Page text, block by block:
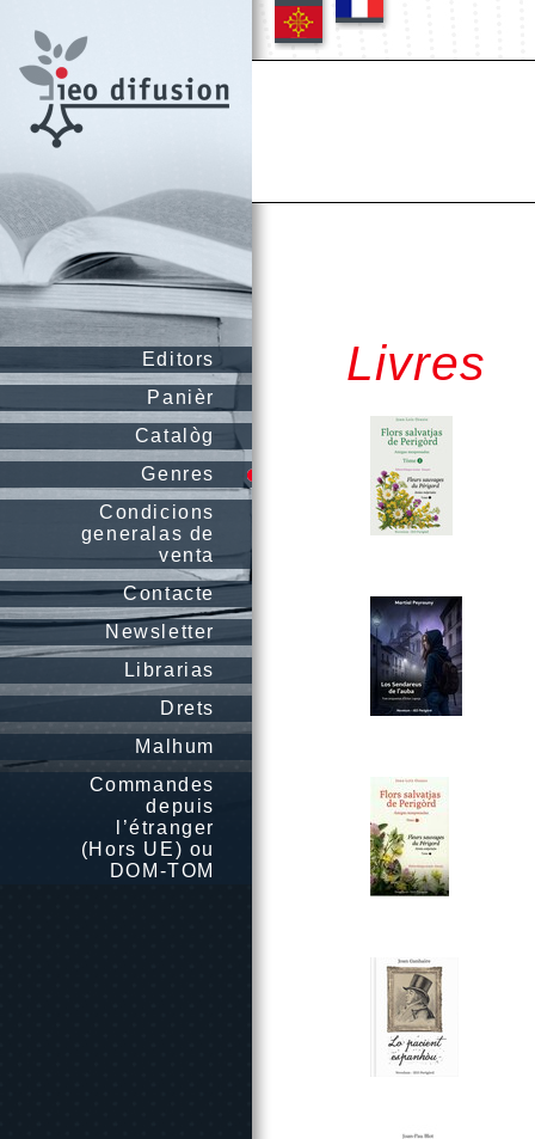
Editors
Panièr
Catalòg
Genres
Condicions
generalas de
venta
Contacte
Newsletter
Librarias
Drets
Malhum
Commandes
depuis
l’étranger
(Hors UE) ou
DOM-TOM
Livres